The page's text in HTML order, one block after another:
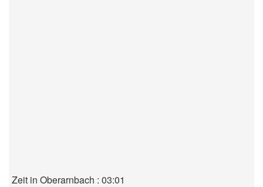
Zeit in Oberarnbach : 03:01